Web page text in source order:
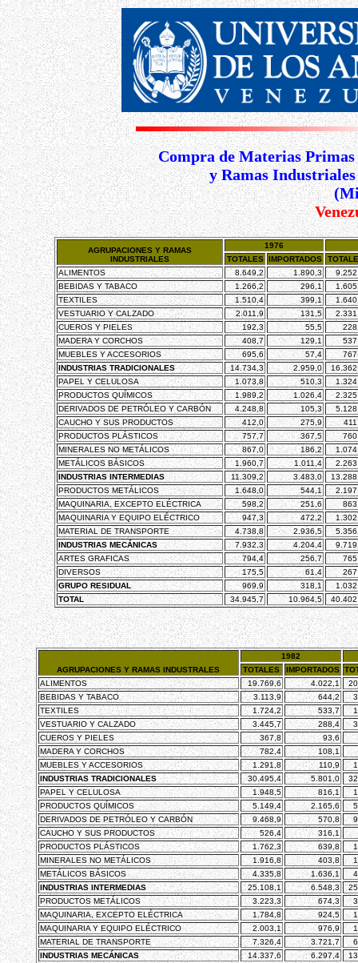
Compra de Materias
y Ramas
AGRUPACIONES Y RAMAS
INDUSTRIALES
1976
TOTALES IMPORTADOS
ALIMENTOS
8.649,2 1.890,3
BEBIDAS Y TABACO
1.266,2 296,1
TEXTILES
1.510,4 399,1
VESTUARIO Y CALZADO
2.011,9 131,5
CUEROS Y PIELES
192,3 55,5
MADERA Y CORCHOS
408,7 129,1
MUEBLES Y ACCESORIOS
695,6 57,4
INDUSTRIAS TRADICIONALES
14.734,3 2.959,0
PAPEL Y CELULOSA
1.073,8 510,3
PRODUCTOS QUÍMICOS
1.989,2 1.026,4
DERIVADOS DE PETRÓLEO Y CARBÓN
4.248,8 105,3
CAUCHO Y SUS PRODUCTOS
412,0 275,9
PRODUCTOS PLÁSTICOS
757,7 367,5
MINERALES NO METÁLICOS
867,0 186,2
METÁLICOS BÁSICOS
1.960,7 1.011,4
INDUSTRIAS INTERMEDIAS
11.309,2 3.483,0
PRODUCTOS METÁLICOS
1.648,0 544,1
MAQUINARIA, EXCEPTO ELÉCTRICA
598,2 251,6
MAQUINARIA Y EQUIPO ELÉCTRICO
947,3 472,2
MATERIAL DE TRANSPORTE
4.738,8 2.936,5
INDUSTRIAS MECÁNICAS
7.932,3 4.204,4
ARTES GRAFICAS
794,4 256,7
DIVERSOS
175,5 61,4
GRUPO RESIDUAL
969,9 318,1
TOTAL
34.945,7 10.964,5
AGRUPACIONES Y RAMAS INDUSTRALES
1982
TOTALES
IMPORTADOS
ALIMENTOS
19.769,6 4.022,1
BEBIDAS Y TABACO
3.113,9 644,2
TEXTILES
1.724,2 533,7
VESTUARIO Y CALZADO
3.445,7 288,4
CUEROS Y PIELES
367,8
93,6
MADERA Y CORCHOS
782,4
108,1
MUEBLES Y ACCESORIOS
1.291,8 110,9
INDUSTRIAS TRADICIONALES
30.495,4 5.801,0
PAPEL Y CELULOSA
1.948,5 816,1
PRODUCTOS QUÍMICOS
5.149,4 2.165,6
DERIVADOS DE PETRÓLEO Y CARBÓN
9.468,9 570,8
CAUCHO Y SUS PRODUCTOS
526,4
316,1
PRODUCTOS PLÁSTICOS
1.762,3 639,8
MINERALES NO METÁLICOS
1.916,8 403,8
METÁLICOS BÁSICOS
4.335,8 1.636,1
INDUSTRIAS INTERMEDIAS
25.108,1 6.548,3
PRODUCTOS METÁLICOS
3.223,3 674,3
MAQUINARIA, EXCEPTO ELÉCTRICA
1.784,8 924,5
MAQUINARIA Y EQUIPO ELÉCTRICO
2.003,1 976,9
MATERIAL DE TRANSPORTE
7.326,4 3.721,7
INDUSTRIAS MECÁNICAS
14.337,6 6.297,4